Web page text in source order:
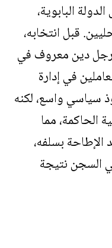
البابوية،
قبل انتخابه،
دين معروف في
في إدارة
سياسي واسع، لكنه
الحاكمة، مما
بسلفه،
السجن نتيجة